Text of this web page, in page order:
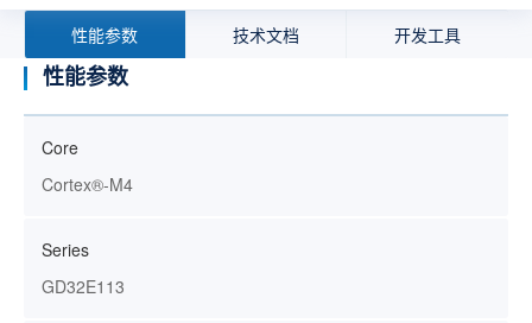
性能参数 技术文档 开发工具
性能参数
Core
Cortex®-M4
Series
GD32E113